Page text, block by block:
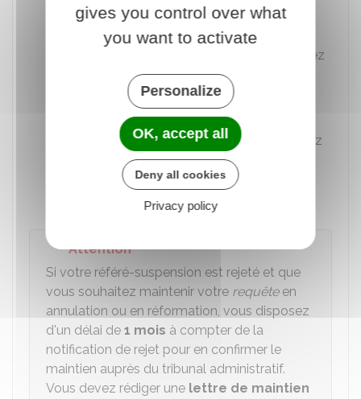
judiciaire)
La requête est manifestement
(par exemple, si vous n'avez
pas introduit de recours en annulation
contre la décision)
La requête est manifestement
fondée
(par exemple, si vous n'invoquez
aucun argument juridique à l'appui de
votre référé-suspension ou à l'appui de
votre recours en annulation).
Attention
Si votre référé-suspension est rejeté et que
vous souhaitez maintenir votre requêteen
annulation ou en réformation, vous disposez
d'un délai de 1 mois à compter de la
notification de rejet pour en confirmer le
maintien auprès du tribunal administratif.
Vous devez rédiger une lettre de maintien
gives you control over what
you want to activate
Personalize
OK, accept all
Deny all cookies
Privacy policy